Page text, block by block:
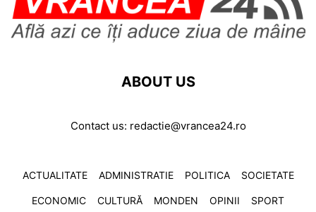
ABOUT US
Contact us: redactie@vrancea24.ro
ACTUALITATE ADMINISTRATIE POLITICA SOCIETATE
ECONOMIC CULTURĂ MONDEN OPINII SPORT